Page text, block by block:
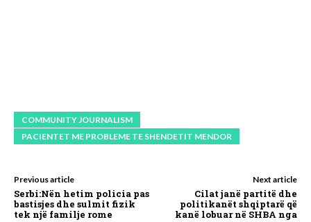
COMMUNITY JOURNALISM
PACIENTET ME PROBLEME TE SHENDETIT MENDOR
Previous article
Serbi:Nën hetim policia pas
bastisjes dhe sulmit fizik
tek një familje rome
Next article
Cilat janë partitë dhe
politikanët shqiptarë që
kanë lobuar në SHBA nga